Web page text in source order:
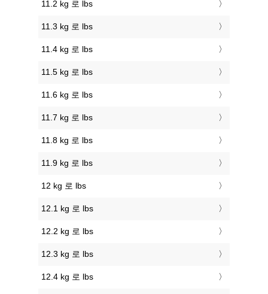
11.2 kg 로 lbs
11.3 kg 로 lbs
11.4 kg 로 lbs
11.5 kg 로 lbs
11.6 kg 로 lbs
11.7 kg 로 lbs
11.8 kg 로 lbs
11.9 kg 로 lbs
12 kg 로 lbs
12.1 kg 로 lbs
12.2 kg 로 lbs
12.3 kg 로 lbs
12.4 kg 로 lbs